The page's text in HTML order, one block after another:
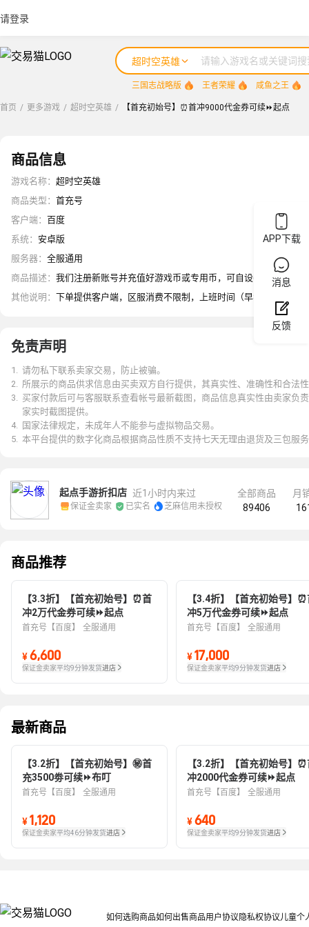
APP下载
消息
反馈
请登录
超时空英雄
三国志战略版 王者荣耀 咸鱼之王
首页 / 更多游戏 / 超时空英雄 / 【首充初始号】⏰首冲9000代金券可续⏩起点
商品信息
游戏名称： 超时空英雄
商品类型 ： 首充号
客户端： 百度
系统： 安卓版
服务器： 全服通用
商品描述 ： 我们注册新账号并充值好游戏币或专用币，可自设密保或游戏
其他说明 ： 下单提供客户端，区服消费不限制，上班时间（早8.00-凌晨2.00
免责声明
1 . 请勿私下联系卖家交易，防止被骗。
2. 所展示的商品供求信息由买卖双方自行提供，其真实性、准确性和合法
3. 买家付款后可与客服联系查看帐号最新截图，商品信息真实性由卖家负
家实时截图提供。
4. 国家法律规定，未成年人不能参与虚拟物品交易。
5. 本平台提供的数字化商品根据商品性质不支持七天无理由退货及三包服
起点手游折扣店 近1小时内来过
保证金卖家  已实名 芝麻信用未授权
全部商品
89406
月
商品推荐
【3.3折】【首充初始号】⏰首
冲2万代金券可续⏩起点
首充号【百度】 全服通用
¥ 6,600
保证金卖家平均9分钟发货进店
【3.4折】【首充初始号】
冲5万代金券可续⏩起点
首充号【百度】 全服通用
¥ 17,000
保证金卖家平均9分钟发货进店
最新商品
【3.2折】【首充初始号】㊙️首
充3500劵可续⏩布叮
首充号【百度】 全服通用
¥ 1,120
保证金卖家平均46分钟发货进店
【3.2折】【首充初始号】
冲2000代金券可续⏩起点
首充号【百度】 全服通用
¥ 640
保证金卖家平均9分钟发货进店
如何选购商品如何出售商品用户协议 隐私权协议儿童个